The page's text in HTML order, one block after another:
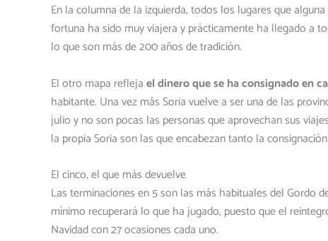
En la columna de la izquierda, todos los lugares que
fortuna ha sido muy viajera y prácticamente ha llegado a
lo que son más de 200 años de tradición.
El otro mapa reflejael dinero que se ha consignado en
habitante. Una vez más Soria vuelve a ser una de las
julio y no son pocas las personas que aprovechan sus
la propia Soria son las que encabezan tanto la
El cinco, el que más devuelve
Las terminaciones en 5 son las más habituales del Gordo
mínimo recuperará lo que ha jugado, puesto que el
Navidad con 27 ocasiones cada uno.